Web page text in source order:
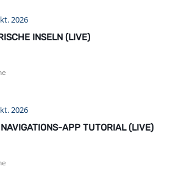
2026
INSELN (LIVE)
2026
APP TUTORIAL (LIVE)